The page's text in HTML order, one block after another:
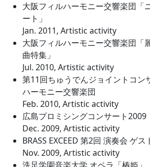
大阪フィルハーモニー交響楽団「
ート」
Jan. 2011, Artistic activity
大阪フィルハーモニー交響楽団「
曲特集」
Jul. 2010, Artistic activity
第11回ちゅうでんジョイントコン
ハーモニー交響楽団
Feb. 2010, Artistic activity
広島プロミシングコンサート2009
Dec. 2009, Artistic activity
BRASS EXCEED 第2回 演奏会 ゲ
Nov. 2009, Artistic activity